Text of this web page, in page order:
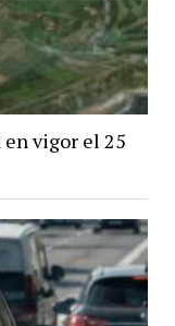
en vigor el 25